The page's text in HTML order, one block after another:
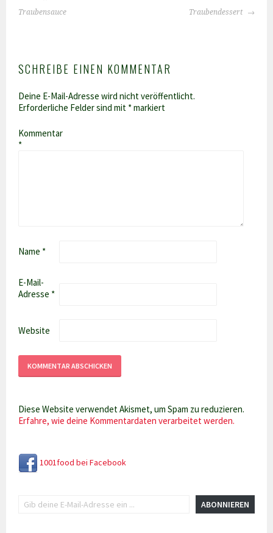
NAVIGATION
Traubensauce
Traubendessert
SCHREIBE EINEN KOMMENTAR
Deine E-Mail-Adresse wird nicht veröffentlicht.
Erforderliche Felder sind mit *markiert
Kommentar
*
Name *
E-Mail-
Adresse *
Website
Diese Website verwendet Akismet, um Spam zu reduzieren.
Erfahre, wie deine Kommentardaten verarbeitet werden.
1001food bei Facebook
ABONNIEREN